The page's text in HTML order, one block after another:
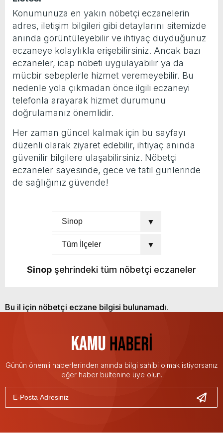
takvimi erken başlattık” açıklaması geldi
Android 17 ile akıllı telefonlara gelecek
yeni özellikler belli oldu
Konumunuza en yakın nöbetçi eczanelerin
adres, iletişim bilgileri gibi detaylarını sitemizde
anında görüntüleyebilir ve ihtiyaç duyduğunuz
eczaneye kolaylıkla erişebilirsiniz. Ancak bazı
eczaneler, icap nöbeti uygulayabilir ya da
mücbir sebeplerle hizmet veremeyebilir. Bu
nedenle yola çıkmadan önce ilgili eczaneyi
telefonla arayarak hizmet durumunu
doğrulamanız önemlidir.
Her zaman güncel kalmak için bu sayfayı
düzenli olarak ziyaret edebilir, ihtiyaç anında
güvenilir bilgilere ulaşabilirsiniz. Nöbetçi
eczaneler sayesinde, gece ve tatil günlerinde
de sağlığınız güvende!
Sinop şehrindeki tüm nöbetçi eczaneler
Bu il için nöbetçi eczane bilgisi bulunamadı.
Günün önemli haberlerinden anında bilgi sahibi olmak istiyorsanız
eğer haber bültenine üye olun.